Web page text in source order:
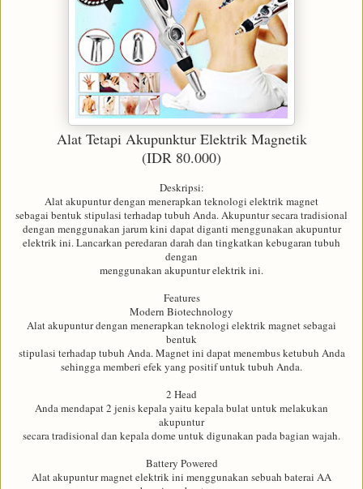
Alat Tetapi Akupunktur Elektrik Magnetik
(IDR 80.000)
Deskripsi:
Alat akupuntur dengan menerapkan teknologi elektrik magnet
sebagai bentuk stipulasi terhadap tubuh Anda. Akupuntur secara tradisional
dengan menggunakan jarum kini dapat diganti menggunakan akupuntur
elektrik ini. Lancarkan peredaran darah dan tingkatkan kebugaran tubuh
dengan
menggunakan akupuntur elektrik ini.
Features
Modern Biotechnology
Alat akupuntur dengan menerapkan teknologi elektrik magnet sebagai
bentuk
stipulasi terhadap tubuh Anda. Magnet ini dapat menembus ketubuh Anda
sehingga memberi efek yang positif untuk tubuh Anda.
2 Head
Anda mendapat 2 jenis kepala yaitu kepala bulat untuk melakukan
akupuntur
secara tradisional dan kepala dome untuk digunakan pada bagian wajah.
Battery Powered
Alat akupuntur magnet elektrik ini menggunakan sebuah baterai AA